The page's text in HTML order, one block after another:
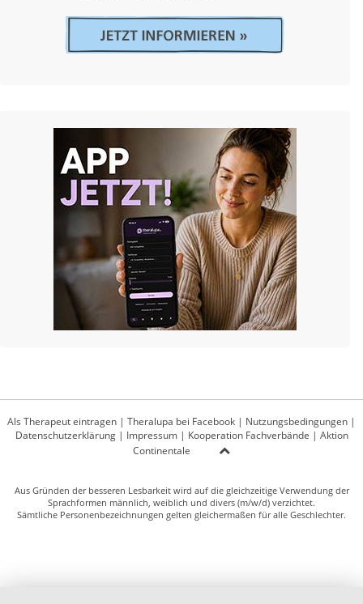
Als Therapeut eintragen | Theralupa bei Facebook | Nutzungsbedingungen |
Datenschutzerklärung| Impressum| Kooperation Fachverbände | Aktion
Continentale
Aus Gründen der besseren Lesbarkeit wird auf die gleichzeitige Verwendung der
Sprachformen männlich, weiblich und divers (m/w/d) verzichtet.
Sämtliche Personenbezeichnungen gelten gleichermaßen für alle Geschlechter.